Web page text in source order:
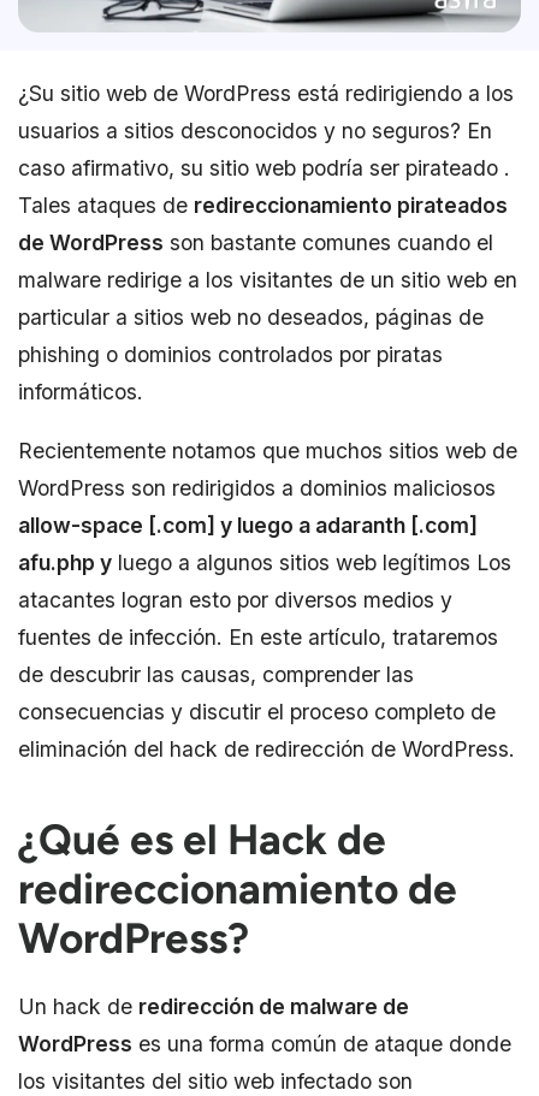
¿Su sitio web de WordPress está redirigiendo a los
usuarios a sitios desconocidos y no seguros? En
caso afirmativo, su sitio web podría ser pirateado .
Tales ataques de redireccionamiento pirateados
de WordPress son bastante comunes cuando el
malware redirige a los visitantes de un sitio web en
particular a sitios web no deseados, páginas de
phishing o dominios controlados por piratas
informáticos.
Recientemente notamos que muchos sitios web de
WordPress son redirigidos a dominios maliciosos
allow-space [.com] y luego a adaranth [.com]
afu.php y luego a algunos sitios web legítimos Los
atacantes logran esto por diversos medios y
fuentes de infección. En este artículo, trataremos
de descubrir las causas, comprender las
consecuencias y discutir el proceso completo de
eliminación del hack de redirección de WordPress.
¿Qué es el Hack de
redireccionamiento de
WordPress?
Un hack de redirección de malware de
WordPress es una forma común de ataque donde
los visitantes del sitio web infectado son